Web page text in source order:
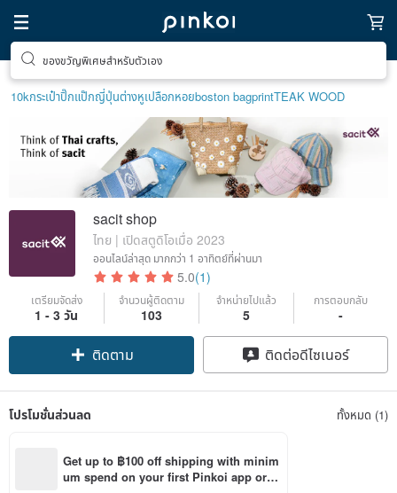
ของขวัญพิเศษสำหรับตัวเอง
10kกระเป๋าปิ๊กแป๊กญี่ปุ่นต่างหูเปลือกหอยboston bagprintTEAK WOOD
sacit shop
ไทย | เปิดสตูดิโอเมื่อ 2023
ออนไลน์ล่าสุด มากกว่า 1 อาทิตย์ที่ผ่านมา
5.0(1)
เตรียมจัดส่ง
1 - 3 วัน
จำนวนผู้ติดตาม
103
จำหน่ายไปแล้ว
5
การตอบกลับ
-
ติดตาม ติดต่อดีไซเนอร์
โปรโมชั่นส่วนลด ทั้งหมด (1)
Get up to ฿100 off shipping with minim
um spend on your first Pinkoi app orde